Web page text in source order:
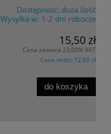
Dostępność: duża ilość
Wysyłka w: 1-2 dni robocze
15,50 zł
Cena zawiera 23,00% VAT
Cena netto: 12,60 zł
do koszyka